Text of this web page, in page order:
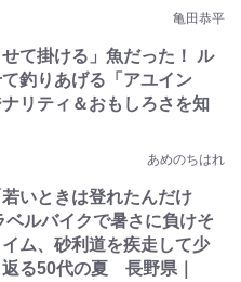
亀田恭平
て掛ける」魚だった！ ル
釣りあげる「アユイン
リティ＆おもしろさを知
あめのちはれ
若いときは登れたんだけ
ルバイクで暑さに負けそ
ム、砂利道を疾走して少
る50代の夏 長野県｜